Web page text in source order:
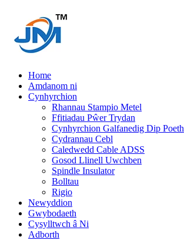
Home
Amdanom ni
Cynhyrchion
Rhannau Stampio Metel
Ffitiadau Pŵer Trydan
Cynhyrchion Galfanedig Dip Poeth
Cydrannau Cebl
Caledwedd Cable ADSS
Gosod Llinell Uwchben
Spindle Insulator
Bolltau
Rigio
Newyddion
Gwybodaeth
Cysylltwch â Ni
Adborth